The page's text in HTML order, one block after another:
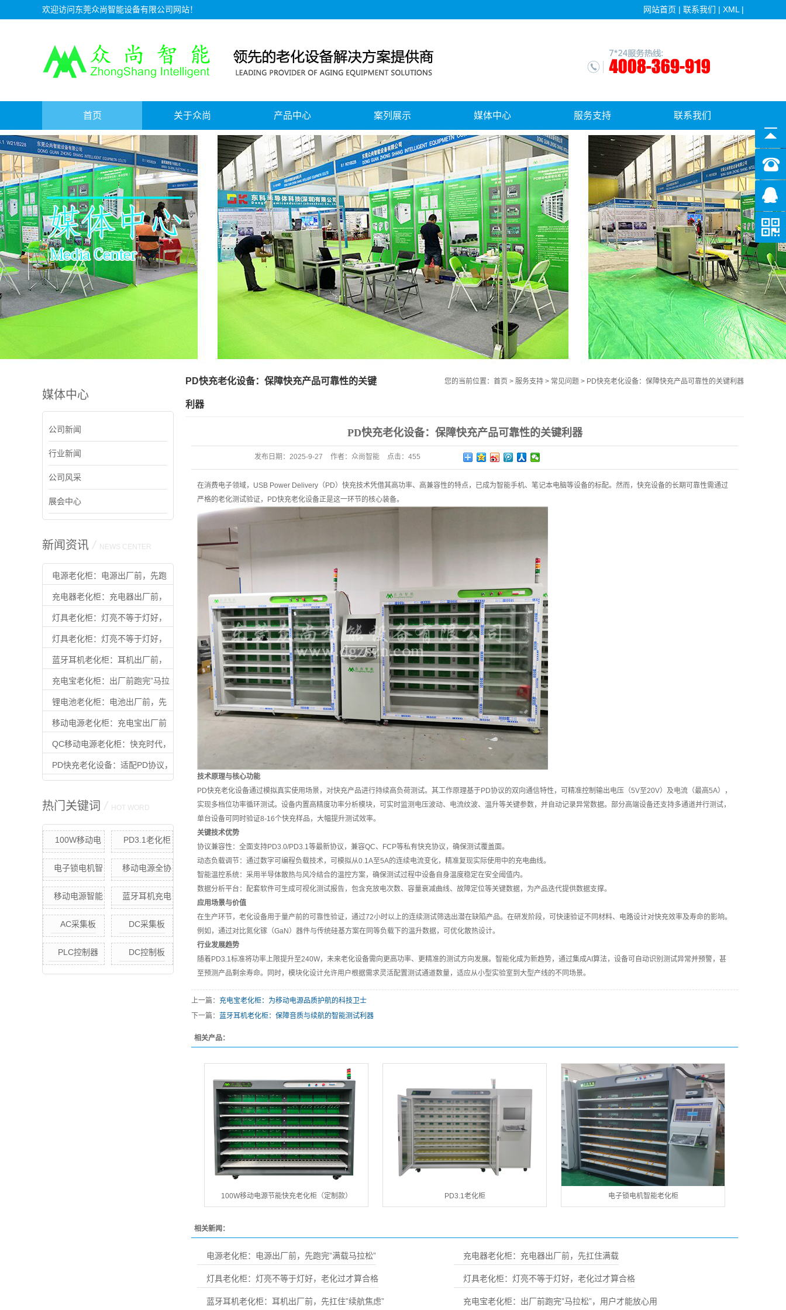
欢迎访问东莞众尚智能设备有限公司网站！ 网站首页 | 联系我们 | XML |
首页 关于众尚
资质证书
公司介绍
服务理念
人才招聘
产品中心
移动电源、电池组老化测试系列
蓝牙耳机、音响老化测试系列
无线充老化测试系列
电源老化测试系列
节能回馈式老化测试系列
灯具智能老化测试系列
非标定制老化测试系列
仪器仪表系列
负载模组、板卡产品系列
案列展示 媒体中心
公司新闻
行业新闻
公司风采
展会中心
服务支持
售后服务
软件更新下载中心
常见问答
联系我们
媒体中心
公司新闻
行业新闻
公司风采
展会中心
新闻资讯 / NEWS CENTER
电源老化柜：电源出厂前，先跑
完”满载马拉松”
充电器老化柜：充电器出厂前，
先扛住满载
灯具老化柜：灯亮不等于灯好，
老化过才算合格
灯具老化柜：灯亮不等于灯好，
老化过才算合格
蓝牙耳机老化柜：耳机出厂前，
先扛住”续航焦虑”
充电宝老化柜：出厂前跑完”马拉
松”，用户才能放心用
锂电池老化柜：电池出厂前，先
扛住时间的考验
移动电源老化柜：充电宝出厂前
的最后一道质检
QC移动电源老化柜：快充时代，
不过这关别出厂
PD快充老化设备：适配PD协议，
让快充产品出厂即可靠
热门关键词 / HOT WORD
100W移动电
源节能快充老化
柜（定制款）
PD3.1老化柜
电子锁电机智
能老化柜
移动电源全协
议快充恒温老化
柜
移动电源智能
快充.快放老化柜
(单点独立控制)
移动电源智能老
化方案
蓝牙耳机充电
采集板
AC采集板
DC采集板
PLC控制器 DC控制板
PD快充老化设备：保障快充产品可靠性的关键
利器
您的当前位置： 首页 > 服务支持 > 常见问题 > PD快充老化设备：保障快充产品可靠性的关键利器
PD快充老化设备：保障快充产品可靠性的关键利器
发布日期： 2025-9-27 作者： 众尚智能 点击：455
在消费电子领域，USB Power Delivery（PD）快充技术凭借其高功率、高兼容性的特点，已成为智能手机、笔记本电脑等设备的标配。然而，快充设备的长期可靠性需通过
严格的老化测试验证，
PD快充老化设备正是这一环节的核心装备。
技术原理与核心功能
PD快充老化设备通过模拟真实使用场景，对快充产品进行持续高负荷测试。其工作原理基于PD协议的双向通信特性，可精准控制输出电压（5V至20V）及电流（最高5A），
实现多档位功率循环测试。设备内置高精度功率分析模块，可实时监测电压波动、电流纹波、温升等关键参数，并自动记录异常数据。部分高端设备还支持多通道并行测试，
单台设备可同时验证8-16个快充样品，大幅提升测试效率。
关键技术优势
协议兼容性：全面支持PD3.0/PD3.1等最新协议，兼容QC、FCP等私有快充协议，确保测试覆盖面。
动态负载调节：通过数字可编程负载技术，可模拟从0.1A至5A的连续电流变化，精准复现实际使用中的充电曲线。
智能温控系统：采用半导体散热与风冷结合的温控方案，确保测试过程中设备自身温度稳定在安全阈值内。
数据分析平台：配套软件可生成可视化测试报告，包含充放电次数、容量衰减曲线、故障定位等关键数据，为产品迭代提供数据支撑。
应用场景与价值
在生产环节，老化设备用于量产前的可靠性验证，通过72小时以上的连续测试筛选出潜在缺陷产品。在研发阶段，可快速验证不同材料、电路设计对快充效率及寿命的影响。
例如，通过对比氮化镓（GaN）器件与传统硅基方案在同等负载下的温升数据，可优化散热设计。
行业发展趋势
随着PD3.1标准将功率上限提升至240W，未来老化设备需向更高功率、更精准的测试方向发展。智能化成为新趋势，通过集成AI算法，设备可自动识别测试异常并预警，甚
至预测产品剩余寿命。同时，模块化设计允许用户根据需求灵活配置测试通道数量，适应从小型实验室到大型产线的不同场景。
上一篇： 充电宝老化柜：为移动电源品质护航的科技卫士
下一篇： 蓝牙耳机老化柜：保障音质与续航的智能测试利器
相关产品：
100W移动电源节能快充老化柜（定制款） PD3.1老化柜 电子锁电机智能老化柜
相关新闻：
电源老化柜：电源出厂前，先跑完”满载马拉松” 充电器老化柜：充电器出厂前，先扛住满载
灯具老化柜：灯亮不等于灯好，老化过才算合格 灯具老化柜：灯亮不等于灯好，老化过才算合格
蓝牙耳机老化柜：耳机出厂前，先扛住”续航焦虑” 充电宝老化柜：出厂前跑完”马拉松”，用户才能放心用